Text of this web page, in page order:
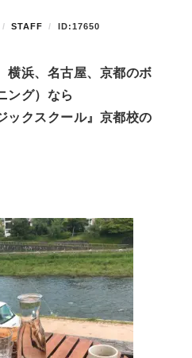
B
STAFF ID:17650
横浜、名古屋、京都のボ
ング）なら
ックスクール』京都校の